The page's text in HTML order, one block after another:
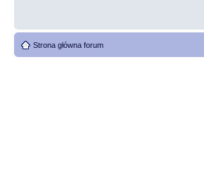
Strona główna forum